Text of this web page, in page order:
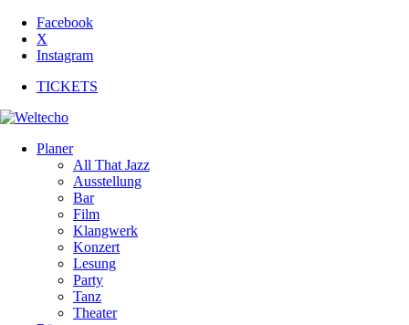
Facebook
X
Instagram
TICKETS
Planer
All That Jazz
Ausstellung
Bar
Film
Klangwerk
Konzert
Lesung
Party
Tanz
Theater